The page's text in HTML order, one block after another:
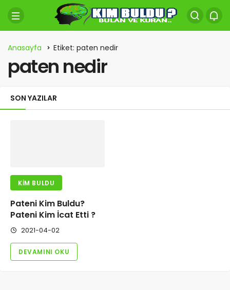
Anasayfa Etiket: paten nedir
paten nedir
SON YAZILAR
KIM BULDU
Pateni Kim Buldu?
Pateni Kim İcat Etti ?
2021-04-02
DEVAMINI OKU